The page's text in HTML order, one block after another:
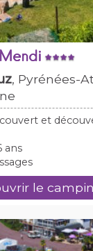
, Pyrénées-
et
ans
le